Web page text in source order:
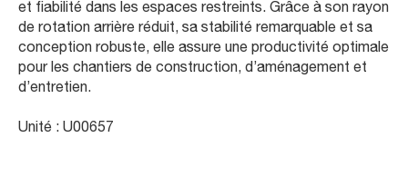
et fiabilité dans les espaces restreints. Grâce à son rayon
de rotation arrière réduit, sa stabilité remarquable et sa
conception robuste, elle assure une productivité optimale
pour les chantiers de construction, d’aménagement et
d’entretien.
Unité : U00657